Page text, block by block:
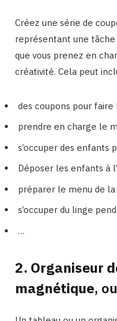
Créez une série de
représentant une
que vous prenez en
créativité. Cela peut
des coupons pour faire
prendre en charge le
s’occuper des enfants
Déposer les enfants à
préparer le menu de
s’occuper du linge
…
2. Organiseur
magnétique,